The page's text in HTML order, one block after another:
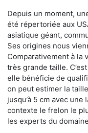
Depuis un moment,
été répertoriée aux
asiatique géant,
Ses origines nous
Comparativement à la
très grande taille.
elle bénéficie de
on peut estimer la
jusqu’à 5 cm avec une
contexte le frelon le
les experts du